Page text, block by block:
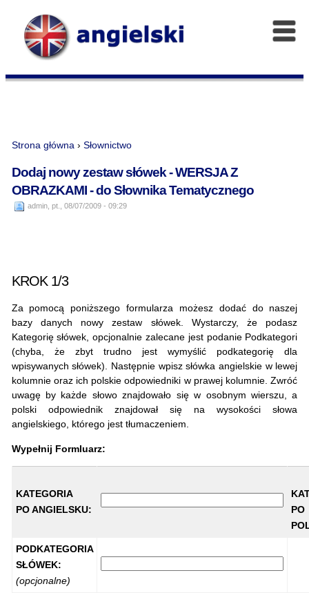
Strona główna› Słownictwo
Dodaj nowy zestaw słówek - WERSJA Z
OBRAZKAMI - do Słownika Tematycznego
admin, pt., 08/07/2009 - 09:29
KROK 1/3
Za pomocą poniższego formularza możesz dodać do naszej
bazy danych nowy zestaw słówek. Wystarczy, że podasz
Kategorię słówek, opcjonalnie zalecane jest podanie Podkategori
(chyba, że zbyt trudno jest wymyślić podkategorię dla
wpisywanych słówek). Następnie wpisz słówka angielskie w lewej
kolumnie oraz ich polskie odpowiedniki w prawej kolumnie. Zwróć
uwagę by każde słowo znajdowało się w osobnym wierszu, a
polski odpowiednik znajdował się na wysokości słowa
angielskiego, którego jest tłumaczeniem.
Wypełnij Formluarz:
KATEGORIA
PO ANGIELSKU:
PO
PODKATEGORIA
SŁÓWEK:
(opcjonalne)